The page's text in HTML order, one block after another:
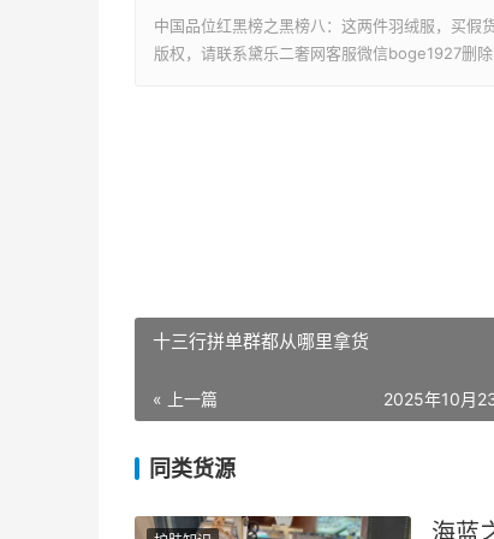
中国品位红黑榜之黑榜八：这两件羽绒服，买
版权，请联系黛乐二奢网客服微信boge1927
十三行拼单群都从哪里拿货
« 上一篇 2025年10月
同类货源
海蓝